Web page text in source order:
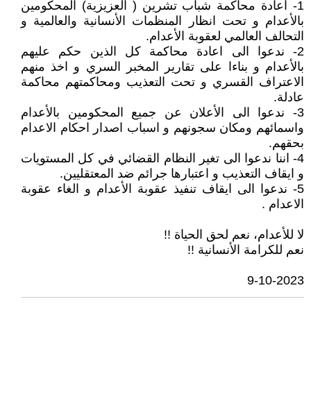
1- اعادة محاكمة شباب تشرين ( العزيزية) المحكومين
بالأعدام و تحت انظار المنظمات الأنسانية والعالمية و
التحالف العالمي لعقوبة الأعدام.
2- ندعوا الى اعادة محاكمة كل الذين حكم عليهم
بالأعدام و بناءا على تقارير المخبر السري و اخذ منهم
الاعتراف القسري و تحت التعذيب ومحاكمتهم محاكمة
عادلة.
3- ندعوا الى الأعلان عن جميع المحكومين بالأعدام
واسمائهم ومكان سجونهم و اسباب اصدار احكام الاعدام
بحقهم.
4- اننا ندعوا الى تغير النظام القضائي في كل المستويات
و ايقاف التعذيب و اعتبارها جرائم ضد المعتقليين.
5- ندعوا الى ايقاف تنفيذ عقوبة الأعدام و الغاء عقوبة
الاعدام .
لا للأعدام، نعم لحق الحياة !!
نعم للكرامة الأنسانية !!
9-10-2023